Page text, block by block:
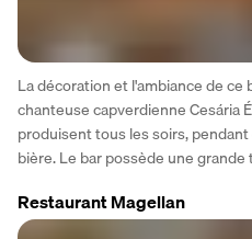
La décoration et l'ambiance de ce
chanteuse capverdienne Cesária
produisent tous les soirs,
bière. Le bar possède une
Restaurant Magellan